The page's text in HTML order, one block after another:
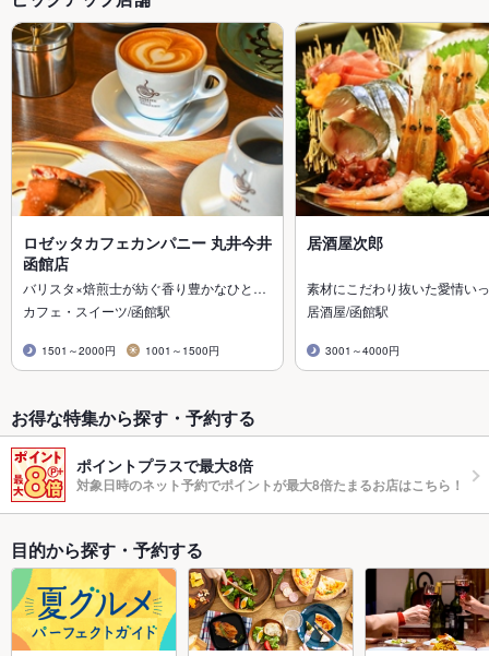
ロゼッタカフェカンパニー 丸井今井
函館店
バリスタ×焙煎士が紡ぐ香り豊かなひと…
カフェ・スイーツ/函館駅
1501～2000円 1001～1500円
居酒屋次郎
素材にこだわり抜いた愛情い
居酒屋/函館駅
3001～4000円
お得な特集から探す・予約する
ポイントプラスで最大8倍
対象日時のネット予約でポイントが最大8倍たまるお店はこちら！
目的から探す・予約する